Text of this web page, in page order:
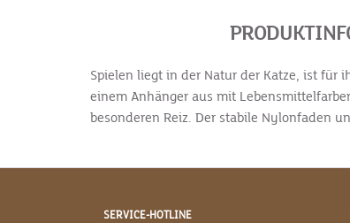
Spielen liegt in der Natur der Katze, ist für
einem Anhänger aus mit
besonderen Reiz. Der stabile Nylonfaden
SERVICE-HOTLINE